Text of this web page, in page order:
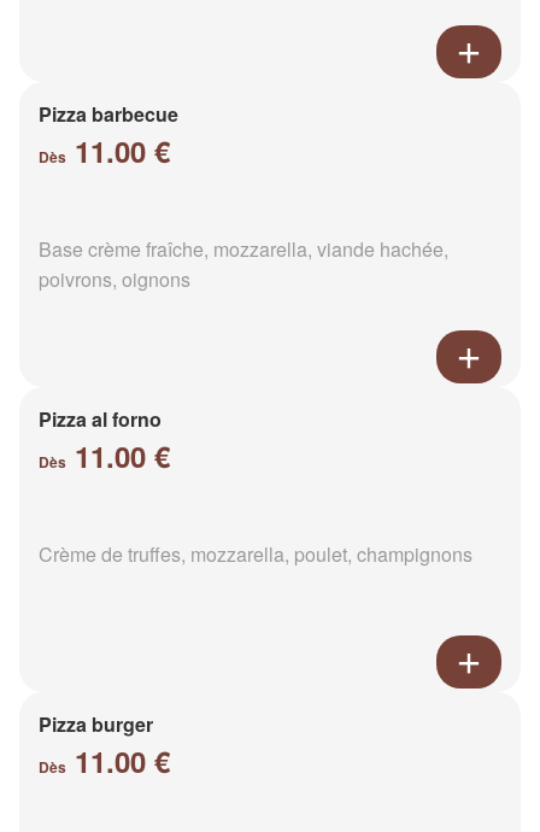
Pizza barbecue
Dès 11.00 €
Base crème fraîche, mozzarella, viande hachée,
poivrons, oignons
Pizza al forno
Dès 11.00 €
Crème de truffes, mozzarella, poulet, champignons
Pizza burger
Dès 11.00 €